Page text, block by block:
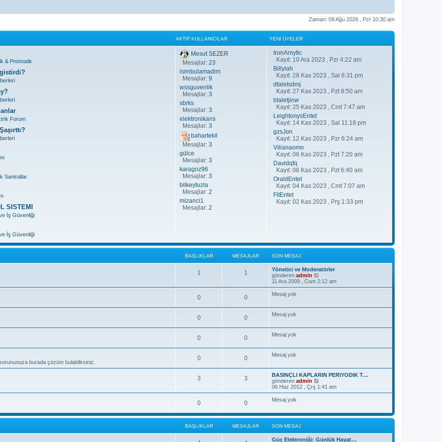
Zaman: 09 Ağu 2026 , Pzr 10:30 am
AKTIF KULLANICILAR YENI ÜYELER
& Pnömatik
Forum
Santrallar
SISTEMI
İş Güvenliği
İş Güvenliği
Mesut SEZER
Mesajlar: 23
isimbulamadim
Mesajlar: 9
wssguvenlik
Mesajlar: 3
sbrks
Mesajlar: 3
elektronikans
Mesajlar: 3
bahartekil
Mesajlar: 3
gülce
Mesajlar: 3
karagoz96
Mesajlar: 3
bilkeytuzla
Mesajlar: 2
mizanci1
Mesajlar: 2
IronArnytic
Kayıt: 10 Ara 2023 , Pzr 4:22 am
Billylah
Kayıt: 28 Kas 2023 , Sal 6:31 pm
dtaletsdmj
Kayıt: 27 Kas 2023 , Pzt 8:50 am
btaletjinw
Kayıt: 25 Kas 2023 , Cmt 7:47 am
LeightonysEntet
Kayıt: 14 Kas 2023 , Sal 11:18 pm
gzsJon
Kayıt: 12 Kas 2023 , Pzr 6:24 am
Vilianaomn
Kayıt: 06 Kas 2023 , Pzt 7:20 am
Davidqfq
Kayıt: 06 Kas 2023 , Pzt 6:40 am
OraldEntet
Kayıt: 04 Kas 2023 , Cmt 7:07 am
FitEntet
Kayıt: 02 Kas 2023 , Prş 1:33 pm
BAŞLIKLAR MESAJLAR SON MESAJ
1 1
Yönetici ve Moderatörler
gönderen admin
o
n
a
g
l
e
11 Ara 2009 , Cum 2:12 am
0 0 Mesaj yok
0 0 Mesaj yok
0 0 Mesaj yok
burada çözüm bulabilirsiniz.
0 0 Mesaj yok
3 3
BASINÇLI KAPLARIN PERIYODIK T…
gönderen admin
o
n
a
g
ö
06 Haz 2012 , Çrş 1:41 am
0 0 Mesaj yok
BAŞLIKLAR MESAJLAR SON MESAJ
Güç Elektroniği: Günlük Hayat…